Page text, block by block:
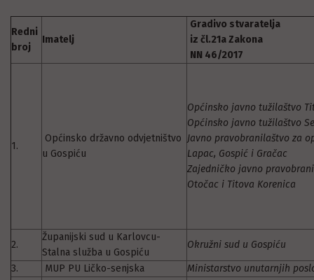
Redni
broj
Imatelj
Gradivo stvaratelja
iz čl.21a Zakona
NN 46/2017
1.
Općinsko državno odvjetništvo
u Gospiću
Općinsko javno tužilaštvo
Općinsko javno tužilaštvo
Javno pravobranilaštvo za
Lapac, Gospić i Gračac
Zajedničko javno
Otočac i Titova Korenica
2.
Županijski sud u Karlovcu-
Stalna služba u Gospiću
Okružni sud u Gospiću
3.
MUP PU Ličko-senjska
Ministarstvo unutarnjih